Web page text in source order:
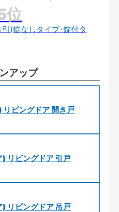
(錠なしタイプ･錠付タ
アップ
ビングドア 開き戸
リビングドア 引戸
リビングドア 吊戸